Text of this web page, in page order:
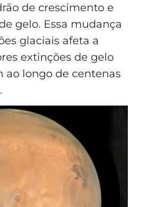
de crescimento e
gelo. Essa mudança
glaciais afeta a
extinções de gelo
ao longo de centenas